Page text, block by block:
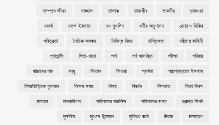
তাকওয়া
তাকদীর
তাফসীর
তালাক
দাজ্জাল
দাম্পত্য জীবন
দোয়া ও যিকির
ধর্মীয় অনুশাসন
নও মুসলিম
নফল ইবাদাত
নববর্ষ
নবীদের কাহিনী
নাস্তিকতা
নিষিদ্ধ বিষয়
নৈতিক অবক্ষয়
পবিত্রতা
পরিবার
পরীক্ষা
পর্ণ আসক্তি
পর্দা
পিতা-মাতা
প্যারেন্টিং
প্রশ্নোত্তরে ইসলাম
প্রার্থনা
ফিতরা
ফিতান
বন্ধু
বাচ্চাদের নাম
বিচার দিবস
বিদআত
বিবর্তন
বিবাহ
বিশেষ সময়
বিষয়ভিত্তিক কুরআন
ভ্রান্ত ফির্কা
মহিলাদের জন্য
মহিলাদের মজলিস
মানবাধিকার
মাযহাব
মাসায়েল
মিরাজ
মুক্তির বার্তা
মুখোশ উন্মোচন
মুসলিম